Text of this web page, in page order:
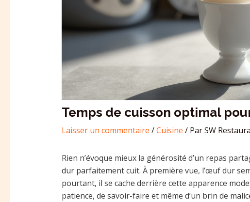
Temps de cuisson optimal
Laisser un commentaire /Cuisine / ParSW
Rien n’évoque mieux la générosité d’un repas
dur parfaitement cuit. À première vue, l’œuf dur
pourtant, il se cache derrière cette apparence
patience, de savoir-faire et même d’un brin de